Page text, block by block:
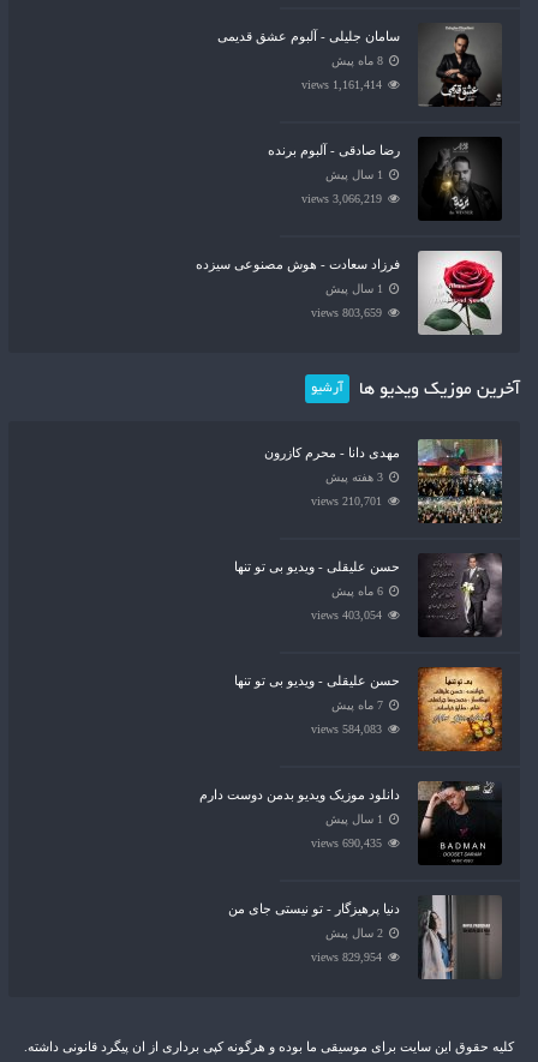
سامان جلیلی - آلبوم عشق قدیمی
8 ماه پیش
1,161,414 views
رضا صادقی - آلبوم برنده
1 سال پیش
3,066,219 views
فرزاد سعادت - هوش مصنوعی سیزده
1 سال پیش
803,659 views
آخرین موزیک ویدیو ها آرشیو
مهدی دانا - محرم کازرون
3 هفته پیش
210,701 views
حسن علیقلی - ویدیو بی تو تنها
6 ماه پیش
403,054 views
حسن علیقلی - ویدیو بی تو تنها
7 ماه پیش
584,083 views
دانلود موزیک ویدیو بدمن دوست دارم
1 سال پیش
690,435 views
دنیا پرهیزگار - تو نیستی جای من
2 سال پیش
829,954 views
کلیه حقوق این سایت برای موسیقی ما بوده و هرگونه کپی برداری از ان پیگرد قانونی داشته.